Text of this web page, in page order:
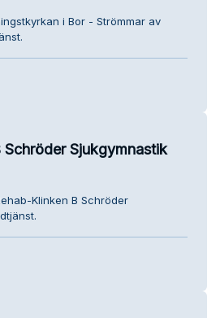
i Bor - Strömmar av
Schröder Sjukgymnastik
Klinken B Schröder